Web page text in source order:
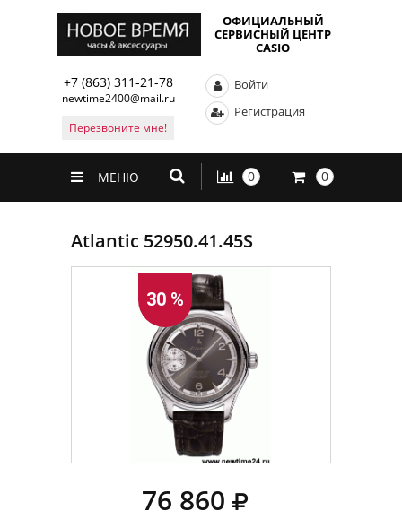
ОФИЦИАЛЬНЫЙ
СЕРВИСНЫЙ ЦЕНТР
CASIO
+7 (863) 311-21-78
newtime2400@mail.ru
Перезвоните мне!
Войти
Регистрация
МЕНЮ 0 0
Atlantic 52950.41.45S
30 %
76 860